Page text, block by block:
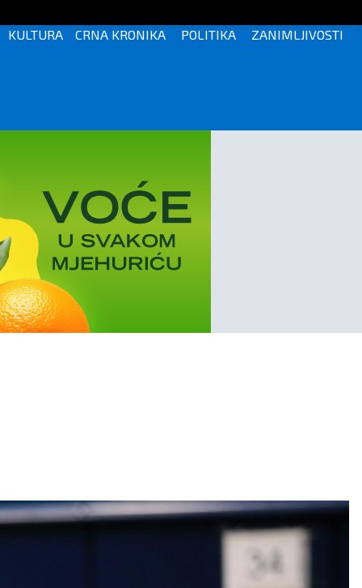
KULTURA CRNA KRONIKA POLITIKA ZANIMLJIVOSTI